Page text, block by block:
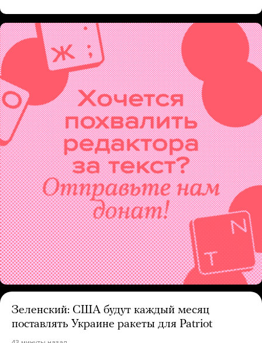
Зеленский: США будут каждый месяц
поставлять Украине ракеты для Patriot